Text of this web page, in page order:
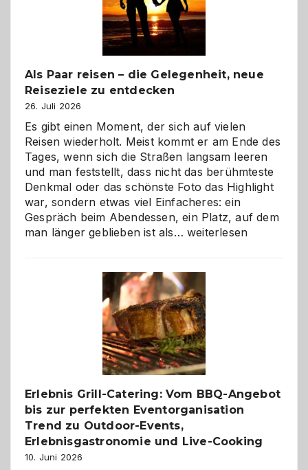
Als Paar reisen – die Gelegenheit, neue
Reiseziele zu entdecken
26. Juli 2026
Es gibt einen Moment, der sich auf vielen
Reisen wiederholt. Meist kommt er am Ende des
Tages, wenn sich die Straßen langsam leeren
und man feststellt, dass nicht das berühmteste
Denkmal oder das schönste Foto das Highlight
war, sondern etwas viel Einfacheres: ein
Gespräch beim Abendessen, ein Platz, auf dem
man länger geblieben ist als… Als
–
die
Gelegenheit,
neue
Reiseziele
zu
entdecken
weiterlesen
Erlebnis Grill-Catering: Vom BBQ-Angebot
bis zur perfekten Eventorganisation
Trend zu Outdoor-Events,
Erlebnisgastronomie und Live-Cooking
10. Juni 2026